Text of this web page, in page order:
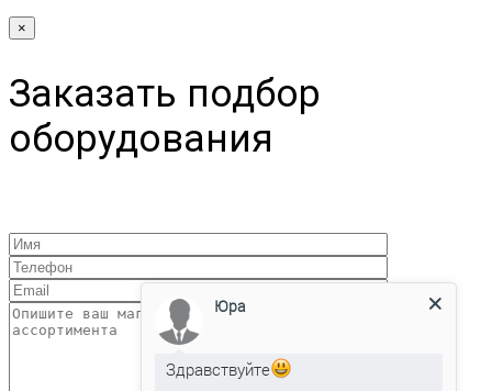
×
Заказать подбор
оборудования
Юра
Здравствуйте